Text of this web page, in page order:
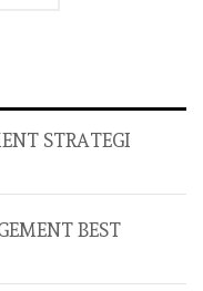
STRATEGI
BEST